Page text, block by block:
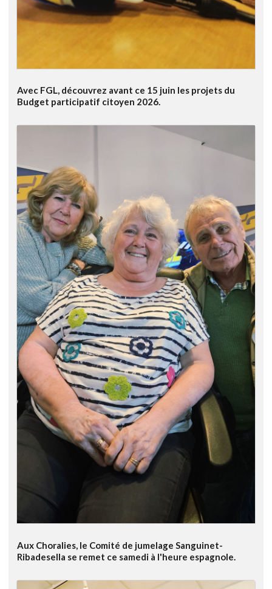
Avec FGL, découvrez avant ce 15 juin les projets du
Budget participatif citoyen 2026.
Aux Choralies, le Comité de jumelage Sanguinet-
Ribadesella se remet ce samedi à l'heure espagnole.